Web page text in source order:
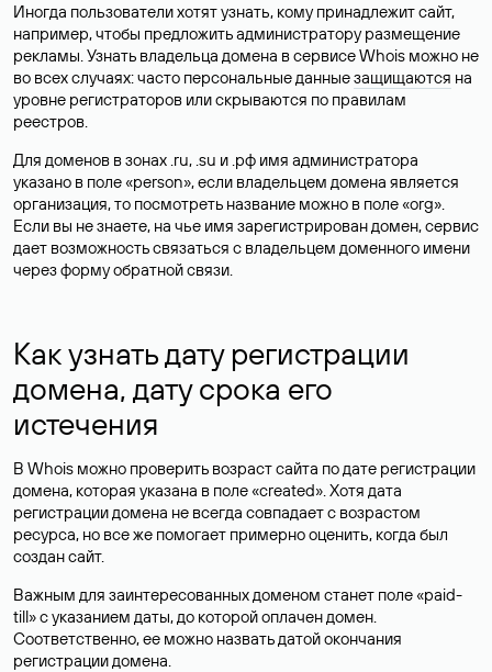
Иногда пользователи хотят узнать, кому принадлежит сайт,
например, чтобы предложить администратору размещение
рекламы. Узнать владельца домена в сервисе Whois можно не
во всех случаях: часто персональные данныезащищаются на
уровне регистраторов или скрываются по правилам
реестров.
Для доменов в зонах .ru, .su и .рф имя администратора
указано в поле «person», если владельцем домена является
организация, то посмотреть название можно в поле «org».
Если вы не знаете, на чье имя зарегистрирован домен, сервис
дает возможность связаться с владельцем доменного имени
через форму обратной связи.
Как узнать дату регистрации
домена, дату срока его
истечения
В Whois можно проверить возраст сайта по дате регистрации
домена, которая указана в поле «created». Хотя дата
регистрации домена не всегда совпадает с возрастом
ресурса, но все же помогает примерно оценить, когда был
создан сайт.
Важным для заинтересованных доменом станет поле «paid-
till» с указанием даты, до которой оплачен домен.
Соответственно, ее можно назвать датой окончания
регистрации домена.